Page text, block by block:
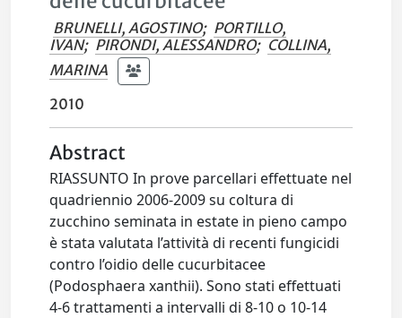
BRUNELLI, AGOSTINO; PORTILLO,
IVAN; PIRONDI, ALESSANDRO; COLLINA,
MARINA
2010
Abstract
RIASSUNTO In prove parcellari effettuate nel
quadriennio 2006-2009 su coltura di
zucchino seminata in estate in pieno campo
è stata valutata l’attività di recenti fungicidi
contro l’oidio delle cucurbitacee
(Podosphaera xanthii). Sono stati effettuati
4-6 trattamenti a intervalli di 8-10 o 10-14